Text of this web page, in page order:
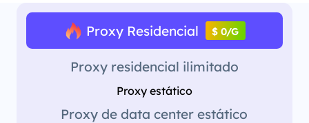
Proxy Residencial $ 0/G
Proxy residencial ilimitado
Proxy estático
Proxy de data center estático